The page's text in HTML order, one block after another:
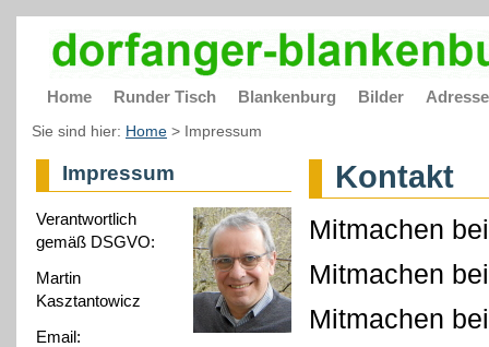
Home Runder Tisch Blankenburg Bilder
Sie sind hier: Home > Impressum
Impressum
Verantwortlich
gemäß DSGVO:
Martin
Kasztantowicz
Email:
Kontakt
Mitmachen
Mitmachen
Mitmachen